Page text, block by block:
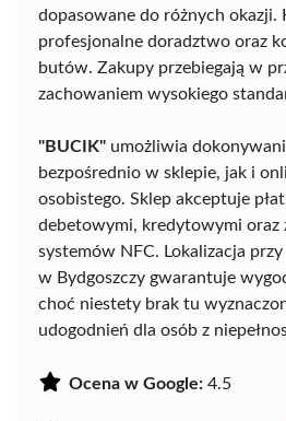
dopasowane do różnych okazji.
profesjonalne doradztwo oraz
butów. Zakupy przebiegają w
zachowaniem wysokiego
"BUCIK" umożliwia
bezpośrednio w sklepie, jak i
osobistego. Sklep akceptuje
debetowymi, kredytowymi oraz
systemów NFC. Lokalizacja
w Bydgoszczy gwarantuje
choć niestety brak tu
udogodnień dla osób z
Ocena w Google: 4.5